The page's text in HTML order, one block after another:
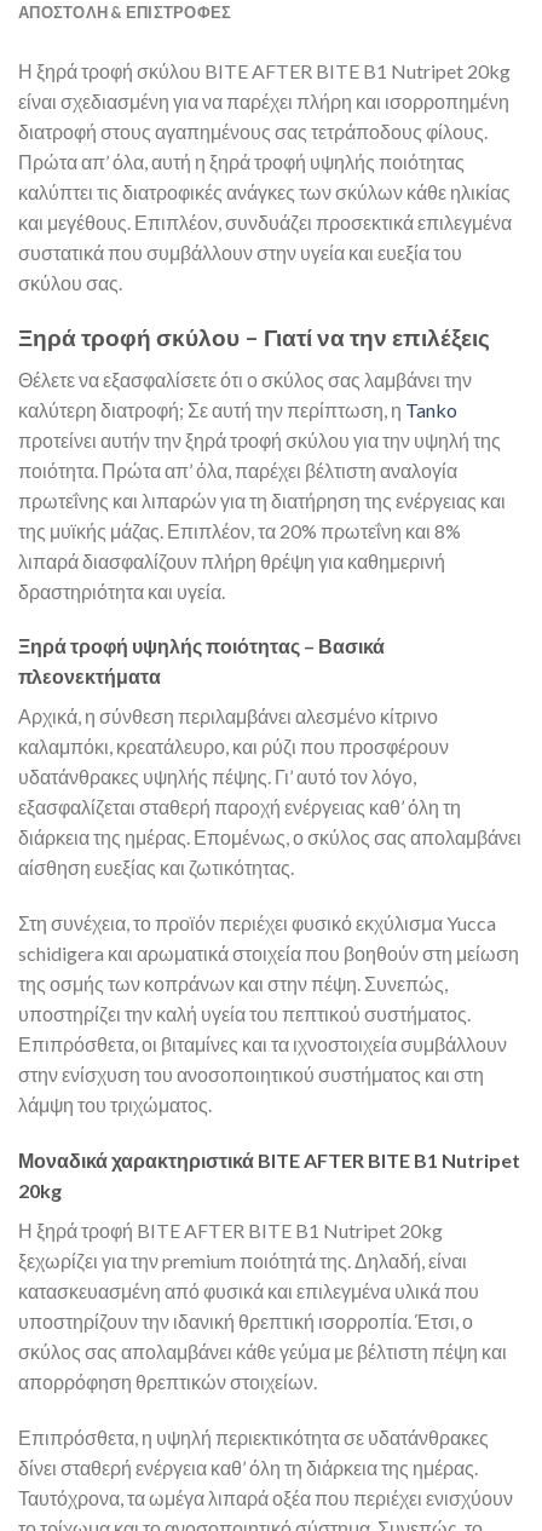
ΑΠΟΣΤΟΛΉ & ΕΠΙΣΤΡΟΦΈΣ
Η ξηρά τροφή σκύλου BITE AFTER BITE B1 Nutripet 20kg
είναι σχεδιασμένη για να παρέχει πλήρη και ισορροπημένη
διατροφή στους αγαπημένους σας τετράποδους φίλους.
Πρώτα απ’ όλα, αυτή η ξηρά τροφή υψηλής ποιότητας
καλύπτει τις διατροφικές ανάγκες των σκύλων κάθε ηλικίας
και μεγέθους. Επιπλέον, συνδυάζει προσεκτικά επιλεγμένα
συστατικά που συμβάλλουν στην υγεία και ευεξία του
σκύλου σας.
Ξηρά τροφή σκύλου – Γιατί να την επιλέξεις
Θέλετε να εξασφαλίσετε ότι ο σκύλος σας λαμβάνει την
καλύτερη διατροφή; Σε αυτή την περίπτωση, η Tanko
προτείνει αυτήν την ξηρά τροφή σκύλου για την υψηλή της
ποιότητα. Πρώτα απ’ όλα, παρέχει βέλτιστη αναλογία
πρωτεΐνης και λιπαρών για τη διατήρηση της ενέργειας και
της μυϊκής μάζας. Επιπλέον, τα 20% πρωτεΐνη και 8%
λιπαρά διασφαλίζουν πλήρη θρέψη για καθημερινή
δραστηριότητα και υγεία.
Ξηρά τροφή υψηλής ποιότητας – Βασικά
πλεονεκτήματα
Αρχικά, η σύνθεση περιλαμβάνει αλεσμένο κίτρινο
καλαμπόκι, κρεατάλευρο, και ρύζι που προσφέρουν
υδατάνθρακες υψηλής πέψης. Γι’ αυτό τον λόγο,
εξασφαλίζεται σταθερή παροχή ενέργειας καθ’ όλη τη
διάρκεια της ημέρας. Επομένως, ο σκύλος σας απολαμβάνει
αίσθηση ευεξίας και ζωτικότητας.
Στη συνέχεια, το προϊόν περιέχει φυσικό εκχύλισμα Yucca
schidigera και αρωματικά στοιχεία που βοηθούν στη μείωση
της οσμής των κοπράνων και στην πέψη. Συνεπώς,
υποστηρίζει την καλή υγεία του πεπτικού συστήματος.
Επιπρόσθετα, οι βιταμίνες και τα ιχνοστοιχεία συμβάλλουν
στην ενίσχυση του ανοσοποιητικού συστήματος και στη
λάμψη του τριχώματος.
Μοναδικά χαρακτηριστικά BITE AFTER BITE B1 Nutripet
20kg
Η ξηρά τροφή BITE AFTER BITE B1 Nutripet 20kg
ξεχωρίζει για την premium ποιότητά της. Δηλαδή, είναι
κατασκευασμένη από φυσικά και επιλεγμένα υλικά που
υποστηρίζουν την ιδανική θρεπτική ισορροπία. Έτσι, ο
σκύλος σας απολαμβάνει κάθε γεύμα με βέλτιστη πέψη και
απορρόφηση θρεπτικών στοιχείων.
Επιπρόσθετα, η υψηλή περιεκτικότητα σε υδατάνθρακες
δίνει σταθερή ενέργεια καθ’ όλη τη διάρκεια της ημέρας.
Ταυτόχρονα, τα ωμέγα λιπαρά οξέα που περιέχει ενισχύουν